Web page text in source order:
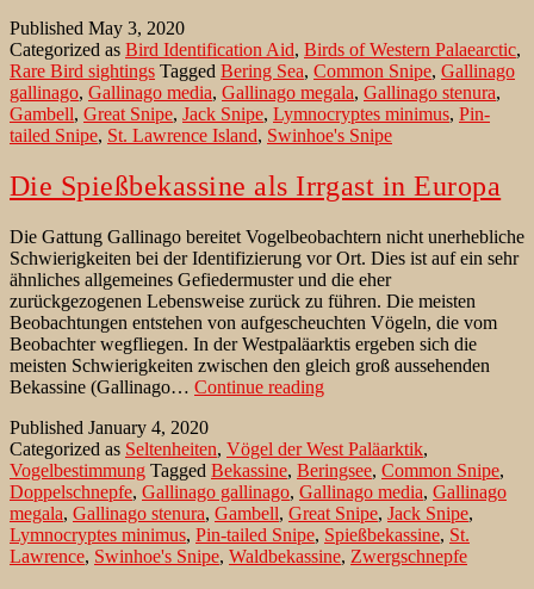
ID
for
a
WP
vagrant
Published May 3, 2020
Categorized as Bird Identification Aid, Birds of Western Palaearctic,
Rare Bird sightings Tagged Bering Sea, Common Snipe, Gallinago
gallinago, Gallinago media, Gallinago megala, Gallinago stenura,
Gambell, Great Snipe, Jack Snipe, Lymnocryptes minimus, Pin-
tailed Snipe, St. Lawrence Island, Swinhoe's Snipe
Die Spießbekassine als Irrgast in Europa
Die Gattung Gallinago bereitet Vogelbeobachtern nicht unerhebliche
Schwierigkeiten bei der Identifizierung vor Ort. Dies ist auf ein sehr
ähnliches allgemeines Gefiedermuster und die eher
zurückgezogenen Lebensweise zurück zu führen. Die meisten
Beobachtungen entstehen von aufgescheuchten Vögeln, die vom
Beobachter wegfliegen. In der Westpaläarktis ergeben sich die
meisten Schwierigkeiten zwischen den gleich groß aussehenden
Bekassine (Gallinago… Continue readingDie
Irrgast
in
Europa
Published January 4, 2020
Categorized as Seltenheiten, Vögel der West Paläarktik,
Vogelbestimmung Tagged Bekassine, Beringsee, Common Snipe,
Doppelschnepfe, Gallinago gallinago, Gallinago media, Gallinago
megala, Gallinago stenura, Gambell, Great Snipe, Jack Snipe,
Lymnocryptes minimus, Pin-tailed Snipe, Spießbekassine, St.
Lawrence, Swinhoe's Snipe, Waldbekassine, Zwergschnepfe